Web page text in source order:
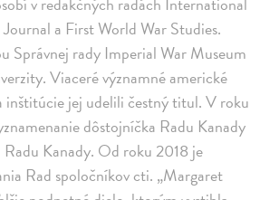
a First World War Studies.
Správnej rady Imperial War Museum
Viaceré významné americké
inštitúcie jej udelili čestný titul. V roku
dôstojníčka Radu Kanady
Kanady. Od roku 2018 je
Rad spoločníkov cti. „Margaret